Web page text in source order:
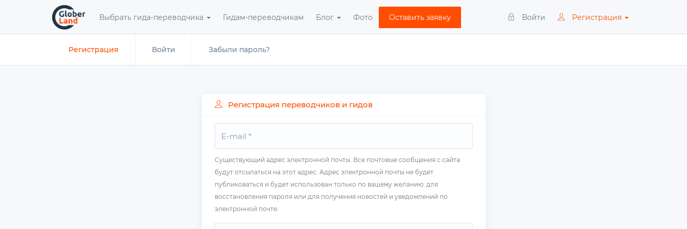
Выбрать гида-переводчика Гидам-переводчикам Блог Фото Оставить заявку Войти Регистрация
Главные
вкладки
Регистрация (активная
вкладка)
Войти Забыли пароль?
Регистрация переводчиков и гидов
Существующий адрес электронной почты. Все почтовые сообщения с сайта
будут отсылаться на этот адрес. Адрес электронной почты не будет
публиковаться и будет использован только по вашему желанию: для
восстановления пароля или для получения новостей и уведомлений по
электронной почте.